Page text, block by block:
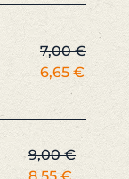
5,00 €.4,75
7,00€
El
precio
original
7,00 €.
6,65 € El
precio
es:
9,00€
El
8,55 €El